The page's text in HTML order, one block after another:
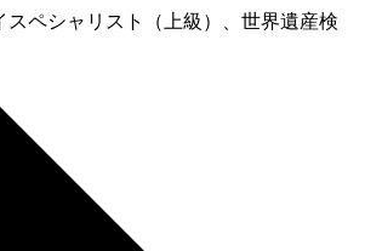
スペシャリスト（上級）、世界遺産検